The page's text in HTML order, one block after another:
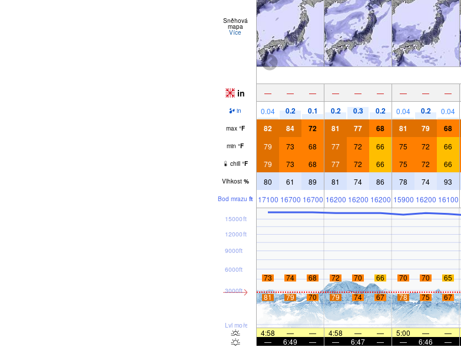
Sněhová
mapa
Více
in — — — — — — — — —
in 0.04 0.2 0.1 0.2 0.3 0.2 0.04 0.2 0.04
max °F 82 84 72 81 77 68 81 79 68
min °F 79 73 68 77 72 66 75 72 66
chill °F 79 73 68 77 72 66 75 72 66
Vlhkost % 80 61 89 81 74 86 78 74 93
Bod mrazu ft 17100 16700 16700 16200 16200 16200 15900 16200 16100
Lvl moře
3000ft
6000ft
9000ft
12000ft
15000ft
73 74 68 72 70 66 70 70 65
81
79 70 79 74 67 78 75 67
4:58 — — 4:58 — — 5:00 — —
—
6:49 — — 6:47 — — 6:46 —